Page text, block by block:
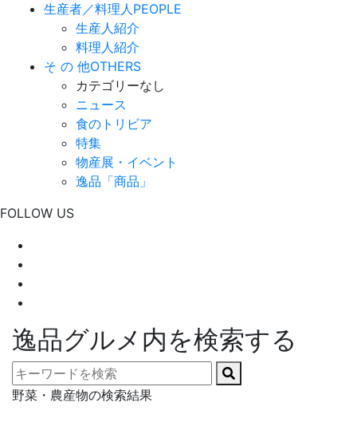
生産者／料理人PEOPLE
生産人紹介
料理人紹介
そ の 他OTHERS
カテゴリーなし
ニュース
食のトリビア
特集
物産展・イベント
逸品「商品」
FOLLOW US
逸品グルメ内を検索する
野菜・農産物の検索結果